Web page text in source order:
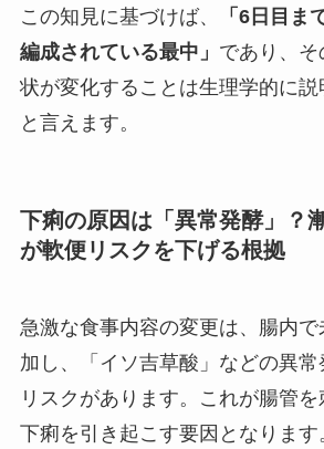
この知見に基づけば、
「6日目ま
編成されている最中」 であり、
状が変化することは生理学的に
と言えます。
下痢の原因は「異常発酵」？
が軟便リスクを下げる根拠
急激な食事内容の変更は、腸内
加し、「イソ吉草酸」などの異常
リスクがあります。これが腸管
下痢を引き起こす要因となります